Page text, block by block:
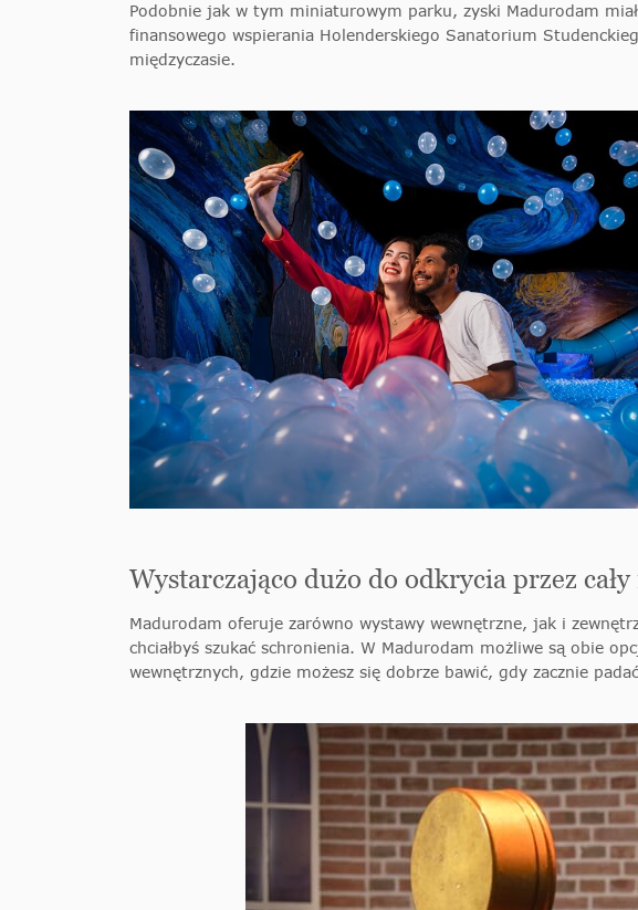
Podobnie jak w tym miniaturowym parku, zyski Madurodam
finansowego wspierania Holenderskiego Sanatorium
międzyczasie.
Wystarczająco dużo do odkrycia przez
Madurodam oferuje zarówno wystawy wewnętrzne, jak i
chciałbyś szukać schronienia. W Madurodam możliwe są obie
wewnętrznych, gdzie możesz się dobrze bawić, gdy zacznie